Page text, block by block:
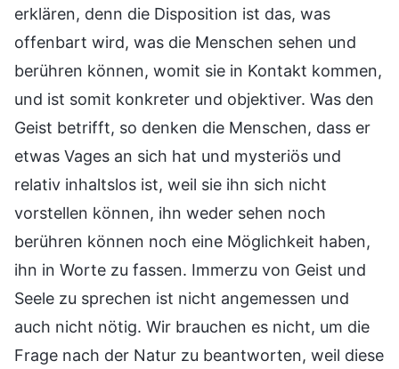
erklären, denn die Disposition ist das, was
offenbart wird, was die Menschen sehen und
berühren können, womit sie in Kontakt kommen,
und ist somit konkreter und objektiver. Was den
Geist betrifft, so denken die Menschen, dass er
etwas Vages an sich hat und mysteriös und
relativ inhaltslos ist, weil sie ihn sich nicht
vorstellen können, ihn weder sehen noch
berühren können noch eine Möglichkeit haben,
ihn in Worte zu fassen. Immerzu von Geist und
Seele zu sprechen ist nicht angemessen und
auch nicht nötig. Wir brauchen es nicht, um die
Frage nach der Natur zu beantworten, weil diese